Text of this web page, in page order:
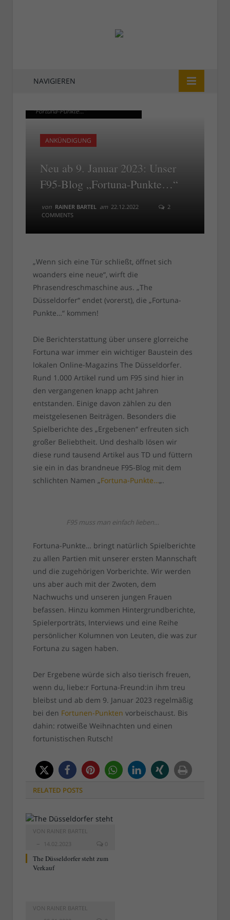
NAVIGIEREN
"Fortuna-Punkte..."
ANKÜNDIGUNG
Neu ab 9. Januar 2023: Unser
F95-Blog „Fortuna-Punkte…“
von RAINER BARTEL am 22.12.2022
2
COMMENTS
"Fortuna-Punkte..."
„Wenn sich eine Tür schließt, öffnet sich
woanders eine neue“, wirft die
Phrasendreschmaschine aus. „The
Düsseldorfer“ endet (vorerst), die „Fortuna-
Punkte…“ kommen!
Die Berichterstattung über unsere glorreiche
Fortuna war immer ein wichtiger Baustein des
lokalen Online-Magazins The Düsseldorfer.
Rund 1.000 Artikel rund um F95 sind hier in
den vergangenen knapp acht Jahren
entstanden. Einige davon zählen zu den
meistgelesenen Beiträgen. Besonders die
Spielberichte des „Ergebenen“ erfreuten sich
großer Beliebtheit. Und deshalb lösen wir
diese rund tausend Artikel aus TD und füttern
sie ein in das brandneue F95-Blog mit dem
schlichten Namen „Fortuna-Punkte…„.
F95 muss man einfach lieben…
Fortuna-Punkte… bringt natürlich Spielberichte
zu allen Partien mit unserer ersten Mannschaft
und die zugehörigen Vorberichte. Wir werden
uns aber auch mit der Zwoten, dem
Nachwuchs und unseren jungen Frauen
befassen. Hinzu kommen Hintergrundberichte,
Spielerporträts, Interviews und eine Reihe
persönlicher Kolumnen von Leuten, die was zur
Fortuna zu sagen haben.
Der Ergebene würde sich also tierisch freuen,
wenn du, liebe:r Fortuna-Freund:in ihm treu
bleibst und ab dem 9. Januar 2023 regelmäßig
bei den Fortunen-Punkten vorbeischaust. Bis
dahin: rotweiße Weihnachten und einen
fortunistischen Rutsch!
RELATED POSTS
VON RAINER BARTEL
14.02.2023
0
The Düsseldorfer steht zum
Verkauf
VON RAINER BARTEL